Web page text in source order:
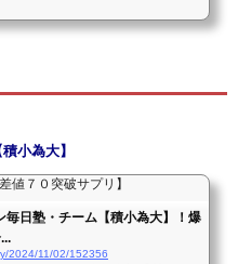
小為大】
値７０突破サプリ】
毎日塾・チーム【積小為大】！爆
2024/11/02/152356